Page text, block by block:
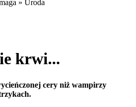
» Uroda
krwi...
cery niż wampirzy